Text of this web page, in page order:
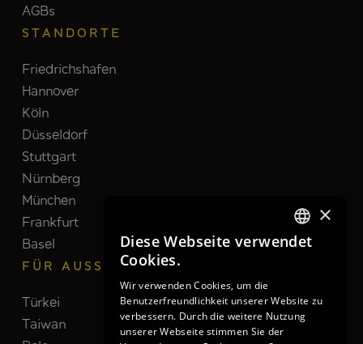
AGBs
STANDORTE
Friedrichshafen
Hannover
Köln
Düsseldorf
Stuttgart
Nürnberg
München
Frankfurt
Basel
FÜR AUSSTELLER
Türkei
Schweiz
Taiwan
Brasilien
GERMAN
ENGLISH
×
Diese Webseite verwendet
Cookies.
Wir verwenden Cookies, um die
Benutzerfreundlichkeit unserer Website zu
verbessern. Durch die weitere Nutzung
unserer Webseite stimmen Sie der